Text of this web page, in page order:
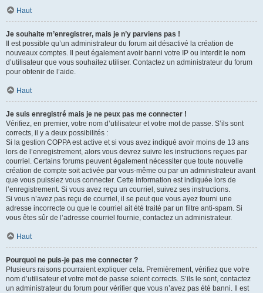
Haut
Je souhaite m’enregistrer, mais je n’y parviens pas !
Il est possible qu’un administrateur du forum ait désactivé la création de
nouveaux comptes. Il peut également avoir banni votre IP ou interdit le nom
d’utilisateur que vous souhaitez utiliser. Contactez un administrateur du forum
pour obtenir de l’aide.
Haut
Je suis enregistré mais je ne peux pas me connecter !
Vérifiez, en premier, votre nom d’utilisateur et votre mot de passe. S’ils sont
corrects, il y a deux possibilités :
Si la gestion COPPA est active et si vous avez indiqué avoir moins de 13 ans
lors de l’enregistrement, alors vous devrez suivre les instructions reçues par
courriel. Certains forums peuvent également nécessiter que toute nouvelle
création de compte soit activée par vous-même ou par un administrateur avant
que vous puissiez vous connecter. Cette information est indiquée lors de
l’enregistrement. Si vous avez reçu un courriel, suivez ses instructions.
Si vous n’avez pas reçu de courriel, il se peut que vous ayez fourni une
adresse incorrecte ou que le courriel ait été traité par un filtre anti-spam. Si
vous êtes sûr de l’adresse courriel fournie, contactez un administrateur.
Haut
Pourquoi ne puis-je pas me connecter ?
Plusieurs raisons pourraient expliquer cela. Premièrement, vérifiez que votre
nom d’utilisateur et votre mot de passe soient corrects. S’ils le sont, contactez
un administrateur du forum pour vérifier que vous n’avez pas été banni. Il est